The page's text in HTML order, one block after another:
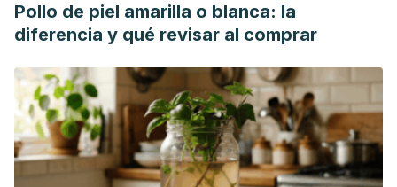
Pollo de piel amarilla o blanca: la
diferencia y qué revisar al comprar